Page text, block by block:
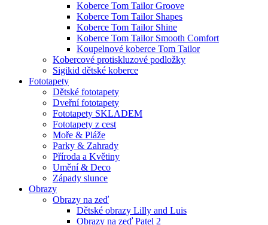
Koberce Tom Tailor Groove
Koberce Tom Tailor Shapes
Koberce Tom Tailor Shine
Koberce Tom Tailor Smooth Comfort
Koupelnové koberce Tom Tailor
Kobercové protiskluzové podložky
Sigikid dětské koberce
Fototapety
Dětské fototapety
Dveřní fototapety
Fototapety SKLADEM
Fototapety z cest
Moře & Pláže
Parky & Zahrady
Příroda a Květiny
Umění & Deco
Západy slunce
Obrazy
Obrazy na zeď
Dětské obrazy Lilly and Luis
Obrazy na zeď Patel 2